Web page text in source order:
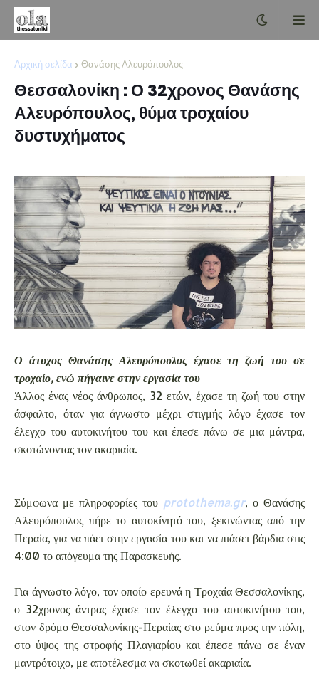
Αρχική σελίδα Θανάσης Αλευρόπουλος
Θεσσαλονίκη : Ο 32χρονος Θανάσης
Αλευρόπουλος, θύμα τροχαίου
δυστυχήματος
Ο άτυχος Θανάσης Αλευρόπουλος έχασε τη ζωή του σε
τροχαίο, ενώ πήγαινε στην εργασία του
Άλλος ένας νέος άνθρωπος, 32 ετών, έχασε τη ζωή του στην
άσφαλτο, όταν για άγνωστο μέχρι στιγμής λόγο έχασε τον
έλεγχο του αυτοκινήτου του και έπεσε πάνω σε μια μάντρα,
σκοτώνοντας τον ακαριαία.
Σύμφωνα με πληροφορίες του protothema.gr, ο Θανάσης
Αλευρόπουλος πήρε το αυτοκίνητό του, ξεκινώντας από την
Περαία, για να πάει στην εργασία του και να πιάσει βάρδια στις
4:00 το απόγευμα της Παρασκευής.
Για άγνωστο λόγο, τον οποίο ερευνά η Τροχαία Θεσσαλονίκης,
ο 32χρονος άντρας έχασε τον έλεγχο του αυτοκινήτου του,
στον δρόμο Θεσσαλονίκης-Περαίας στο ρεύμα προς την πόλη,
στο ύψος της στροφής Πλαγιαρίου και έπεσε πάνω σε έναν
μαντρότοιχο, με αποτέλεσμα να σκοτωθεί ακαριαία.